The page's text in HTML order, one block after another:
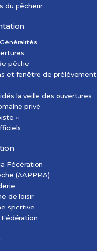
du pêcheur
pêche
et fenêtre de prélèvement
la veille des ouvertures
privé
»
Fédération
(AAPPMA)
de loisir
sportive
Fédération